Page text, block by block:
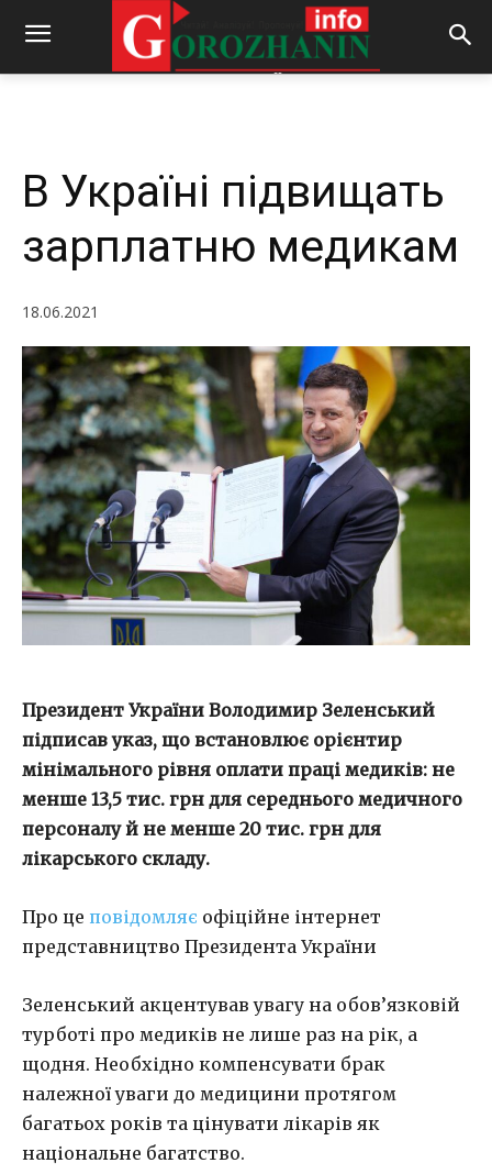
By REDACTOR - 18.06.2021 1837
В Україні підвищать
зарплатню медикам
18.06.2021
Президент України Володимир Зеленський
підписав указ, що встановлює орієнтир
мінімального рівня оплати праці медиків: не
менше 13,5 тис. грн для середнього медичного
персоналу й не менше 20 тис. грн для
лікарського складу.
Про це повідомляє офіційне інтернет
представництво Президента України
Зеленський акцентував увагу на обов’язковій
турботі про медиків не лише раз на рік, а
щодня. Необхідно компенсувати брак
належної уваги до медицини протягом
багатьох років та цінувати лікарів як
національне багатство.